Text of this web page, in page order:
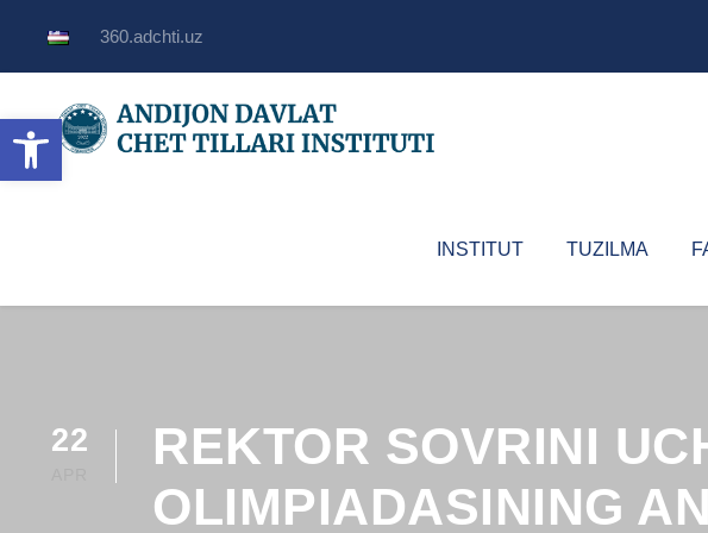
Open toolbar
360.adchti.uz
INSTITUT TUZILMA
22
REKTOR SOVRINI
OLIMPIADASINING